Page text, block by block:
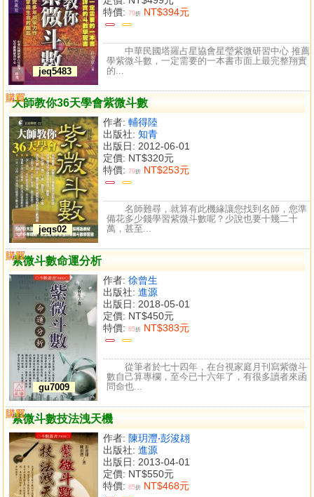
jeq5483
特價: 79折 NT$394元
中華民國塔羅占星協會星瑩紫微研習中心 推薦
學紫微斗數，一定需要的一本書市面上最完整翔實
的...
大師教你36天學會紫微斗數
jeqs02
作者: 輔得陸
出版社: 知青
出版日: 2012-06-01
定價: NT$320元
特價: 79折 NT$253元
購買
比較
名師難尋，就算有此機緣讓您找到名師，您準
備花多少錢學習紫微斗數呢？少說也要十幾二十
萬，甚至...
紫微斗數命運分析
gu7009
作者: 徐曾生
出版社: 進源
出版日: 2018-05-01
定價: NT$450元
特價: 85折 NT$383元
購買
比較
從筆者於七十四年，在台視家庭月刊寫紫微斗
數自己算專欄，至今已十六年了，有很多讀者來函
問命也...
紫微斗數技法洩天機
作者: 陳玥灃‧彭浚翃
出版社: 進源
出版日: 2013-04-01
定價: NT$550元
特價: 85折 NT$468元
購買
比較